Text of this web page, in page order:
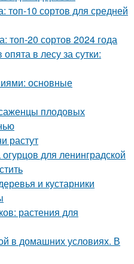
топ-10 сортов для средней
топ-20 сортов 2024 года
в лесу за сутки:
основные
плодовых
растут
для ленинградской
и кустарники
растения для
в домашних условиях. В